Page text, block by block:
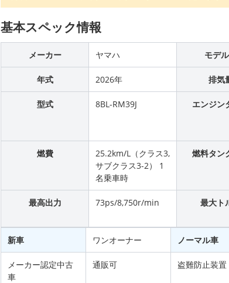
基本スペック情報
メーカー ヤマハ モデ
年式 2026年 排気
型式 8BL-RM39J エンジン
燃費
25.2km/L（クラス3,
サブクラス3-2） 1
名乗車時
燃料タン
最高出力 73ps/8,750r/min 最大ト
新車 ワンオーナー ノーマル車
メーカー認定中古
車
通販可 盗難防止装置